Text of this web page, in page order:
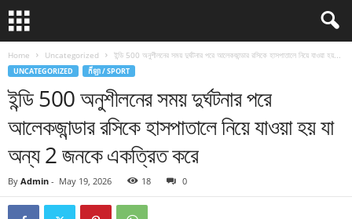
Home Uncategorized ইন্ডি 500 অনুশীলনের সময় দুর্ঘটনার পরে আলেকজান্ডার রসিকে হাসপাতালে নিয়ে যাওয়া হয়...
UNCATEGORIZED កីឡា / SPORT
ইন্ডি 500 অনুশীলনের সময় দুর্ঘটনার পরে
আলেকজান্ডার রসিকে হাসপাতালে নিয়ে যাওয়া হয় যা
অন্য 2 জনকে একত্রিত করে
By Admin - May 19, 2026 18 0